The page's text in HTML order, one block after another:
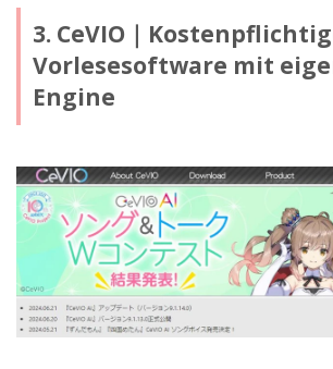
3. CeVIO｜
Vorlesesoftware mit
Engine